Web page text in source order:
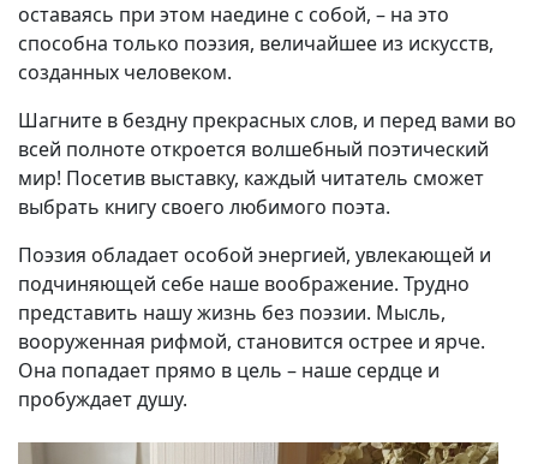
оставаясь при этом наедине с собой, – на это
способна только поэзия, величайшее из искусств,
созданных человеком.
Шагните в бездну прекрасных слов, и перед вами во
всей полноте откроется волшебный поэтический
мир! Посетив выставку, каждый читатель сможет
выбрать книгу своего любимого поэта.
Поэзия обладает особой энергией, увлекающей и
подчиняющей себе наше воображение. Трудно
представить нашу жизнь без поэзии. Мысль,
вооруженная рифмой, становится острее и ярче.
Она попадает прямо в цель – наше сердце и
пробуждает душу.